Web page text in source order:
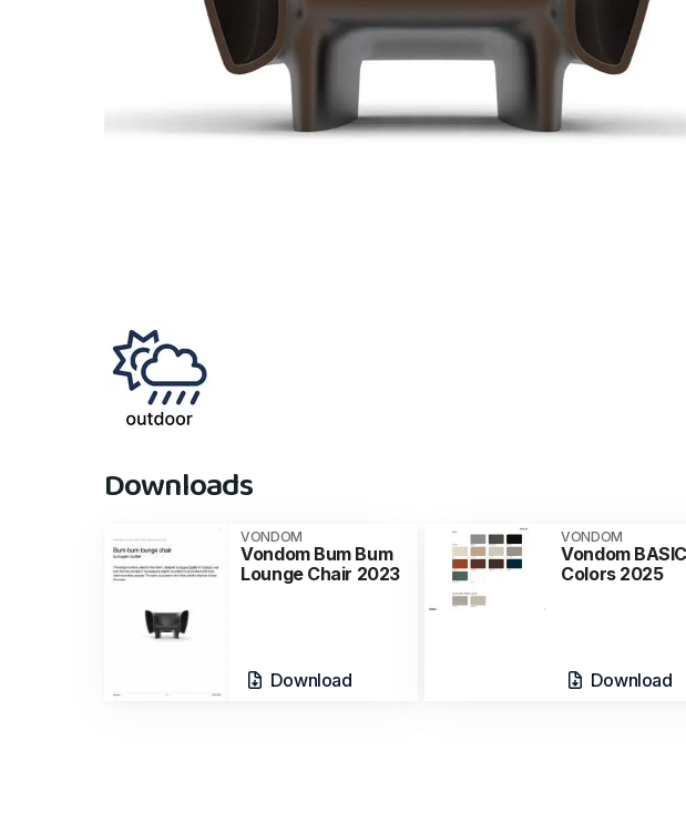
Downloads
VONDOM
Vondom Bum Bum
Lounge Chair 2023
Download
VONDOM
Vondom BASIC
Colors 2025
Download